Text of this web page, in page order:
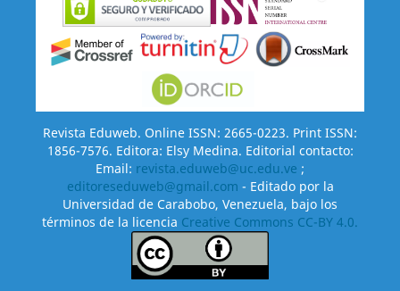
Revista Eduweb. Online ISSN: 2665-0223. Print ISSN:
1856-7576. Editora: Elsy Medina. Editorial contacto:
Email: revista.eduweb@uc.edu.ve ;
editoreseduweb@gmail.com - Editado por la
Universidad de Carabobo, Venezuela, bajo los
términos de la licencia Creative Commons CC-BY 4.0.